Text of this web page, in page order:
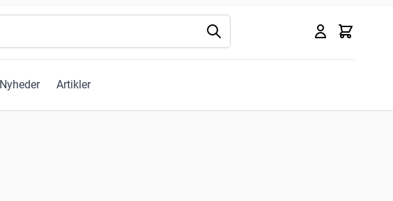
Nyheder Artikler
Kurv